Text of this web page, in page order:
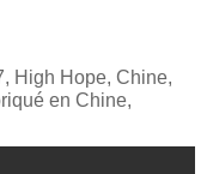
High Hope, Chine,
en Chine,